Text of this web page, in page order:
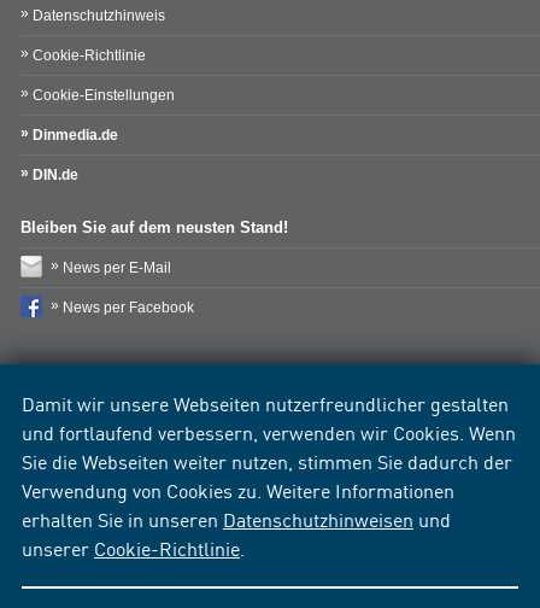
Damit wir unsere Webseiten nutzerfreundlicher gestalten
und fortlaufend verbessern, verwenden wir Cookies. Wenn
Sie die Webseiten weiter nutzen, stimmen Sie dadurch der
Verwendung von Cookies zu. Weitere Informationen
erhalten Sie in unseren Datenschutzhinweisen und
unserer Cookie-Richtlinie
Datenschutzhinweis
Cookie-Richtlinie
Cookie-Einstellungen
Dinmedia.de
DIN.de
Bleiben Sie auf dem neusten Stand!
News per E-Mail
News per Facebook